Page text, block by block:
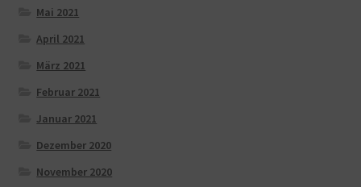
Mai 2021
April 2021
März 2021
Februar 2021
Januar 2021
Dezember 2020
November 2020